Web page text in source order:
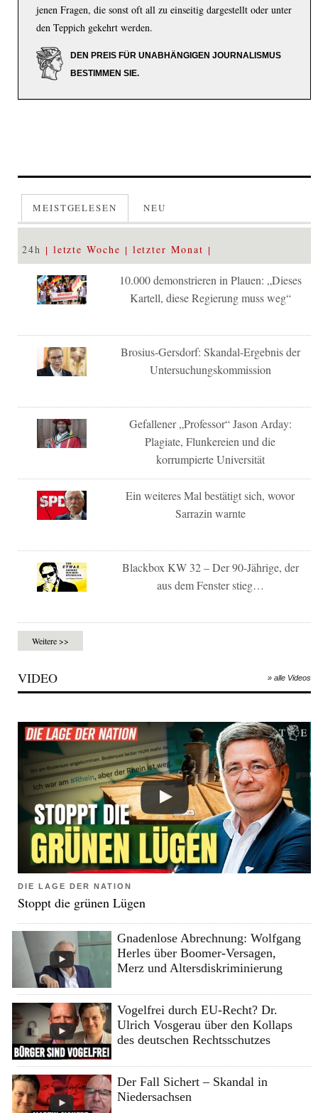
jenen Fragen, die sonst oft all zu einseitig dargestellt oder unter
den Teppich gekehrt werden.
DEN PREIS FÜR UNABHÄNGIGEN JOURNALISMUS
BESTIMMEN SIE.
MEISTGELESEN NEU
24h letzte Woche letzter Monat
10.000 demonstrieren in Plauen: „Dieses
Kartell, diese Regierung muss weg“
Brosius-Gersdorf: Skandal-Ergebnis der
Untersuchungskommission
Gefallener „Professor“ Jason Arday:
Plagiate, Flunkereien und die
korrumpierte Universität
Ein weiteres Mal bestätigt sich, wovor
Sarrazin warnte
Blackbox KW 32 – Der 90-Jährige, der
aus dem Fenster stieg…
Weitere >>
VIDEO » alle Videos
DIE LAGE DER NATION
Stoppt die grünen Lügen
Gnadenlose Abrechnung: Wolfgang
Herles über Boomer-Versagen,
Merz und Altersdiskriminierung
Vogelfrei durch EU-Recht? Dr.
Ulrich Vosgerau über den Kollaps
des deutschen Rechtsschutzes
Der Fall Sichert – Skandal in
Niedersachsen